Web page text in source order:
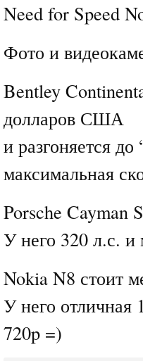
Need for Speed
Фото и
Bentley
долларов США
и разгоняется
максимальная
Porsche Cayman
У него 320 л.с. и
Nokia N8 стоит
У него
720p =)